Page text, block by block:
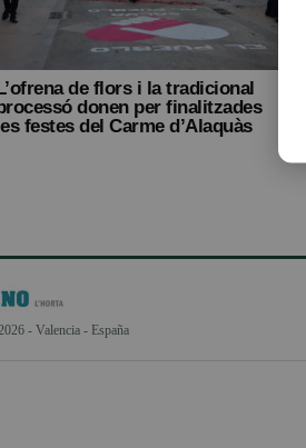
de flors i la tradicional
donen per finalitzades
festes del Carme d’Alaquàs
- Valencia - España